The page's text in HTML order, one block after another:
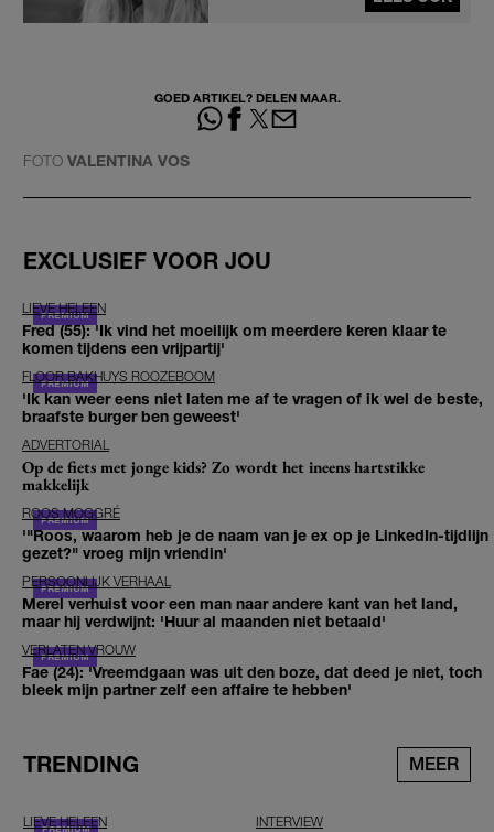
GOED ARTIKEL? DELEN MAAR.
FOTO VALENTINA VOS
EXCLUSIEF VOOR JOU
LIEVE HELEEN
Fred (55): 'Ik vind het moeilijk om meerdere keren klaar te
komen tijdens een vrijpartij'
FLOOR BAKHUYS ROOZEBOOM
'Ik kan weer eens niet laten me af te vragen of ik wel de beste,
braafste burger ben geweest'
ADVERTORIAL
Op de fiets met jonge kids? Zo wordt het ineens hartstikke
makkelijk
ROOS MOGGRÉ
'"Roos, waarom heb je de naam van je ex op je LinkedIn-tijdlijn
gezet?" vroeg mijn vriendin'
PERSOONLIJK VERHAAL
Merel verhuist voor een man naar andere kant van het land,
maar hij verdwijnt: 'Huur al maanden niet betaald'
VERLATEN VROUW
Fae (24): 'Vreemdgaan was uit den boze, dat deed je niet, toch
bleek mijn partner zelf een affaire te hebben'
TRENDING MEER
LIEVE HELEEN INTERVIEW